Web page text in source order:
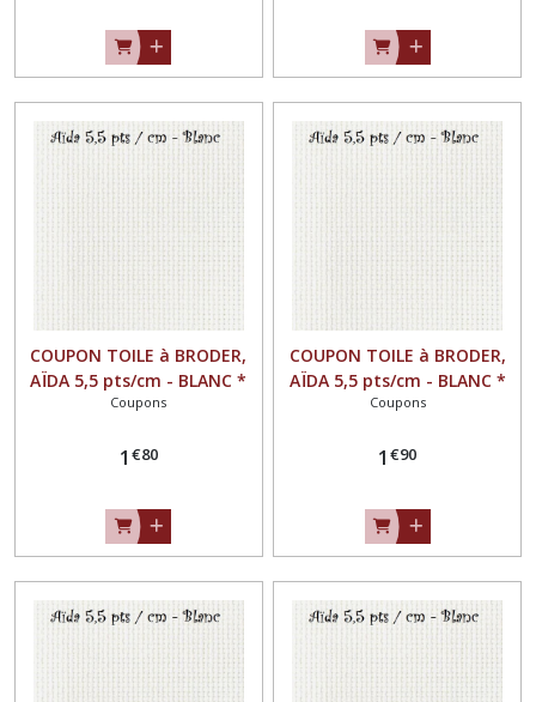
COUPON TOILE à BRODER,
AÏDA 5,5 pts/cm - BLANC *
19 x 50 cm *
Coupons
1 €80
COUPON TOILE à BRODER,
AÏDA 5,5 pts/cm - BLANC *
20 x 50 cm *
Coupons
1 €90